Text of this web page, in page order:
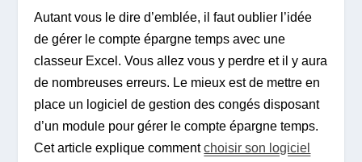
Autant vous le dire d’emblée, il faut oublier l’idée
de gérer le compte épargne temps avec une
classeur Excel. Vous allez vous y perdre et il y aura
de nombreuses erreurs. Le mieux est de mettre en
place un logiciel de gestion des congés disposant
d’un module pour gérer le compte épargne temps.
Cet article explique commentchoisir son logiciel